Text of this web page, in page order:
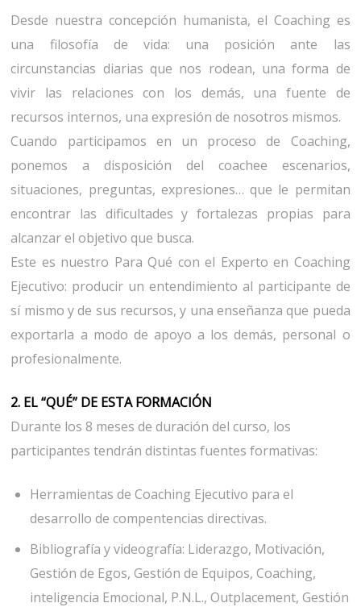
Desde nuestra concepción humanista, el Coaching es
una filosofía de vida: una posición ante las
circunstancias diarias que nos rodean, una forma de
vivir las relaciones con los demás, una fuente de
recursos internos, una expresión de nosotros mismos.
Cuando participamos en un proceso de Coaching,
ponemos a disposición del coachee escenarios,
situaciones, preguntas, expresiones… que le permitan
encontrar las dificultades y fortalezas propias para
alcanzar el objetivo que busca.
Este es nuestro Para Qué con el Experto en Coaching
Ejecutivo: producir un entendimiento al participante de
sí mismo y de sus recursos, y una enseñanza que pueda
exportarla a modo de apoyo a los demás, personal o
profesionalmente.
2. EL “QUÉ” DE ESTA FORMACIÓN
Durante los 8 meses de duración del curso, los
participantes tendrán distintas fuentes formativas:
Herramientas de Coaching Ejecutivo para el
desarrollo de compentencias directivas.
Bibliografía y videografía: Liderazgo, Motivación,
Gestión de Egos, Gestión de Equipos, Coaching,
inteligencia Emocional, P.N.L., Outplacement, Gestión